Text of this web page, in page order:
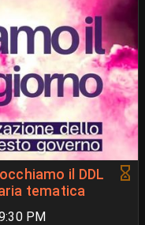
il DDL
tematica
PM